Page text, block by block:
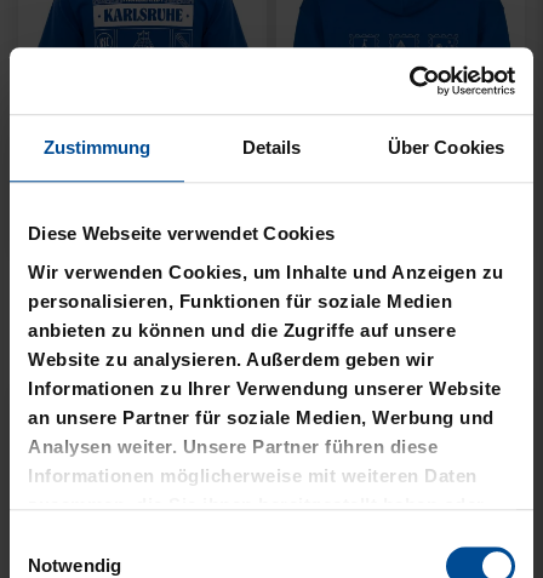
Zustimmung Details Über Cookies
Diese Webseite verwendet Cookies
Wir verwenden Cookies, um Inhalte und Anzeigen zu
personalisieren, Funktionen für soziale Medien
anbieten zu können und die Zugriffe auf unsere
Website zu analysieren. Außerdem geben wir
Informationen zu Ihrer Verwendung unserer Website
an unsere Partner für soziale Medien, Werbung und
Analysen weiter. Unsere Partner führen diese
Informationen möglicherweise mit weiteren Daten
gesammelt haben.
Notwendig
Neu
T-SHIRT STADTMOMENTE
29,95 €
Neu
HOODIE STADTMOMENTE
59,95 €